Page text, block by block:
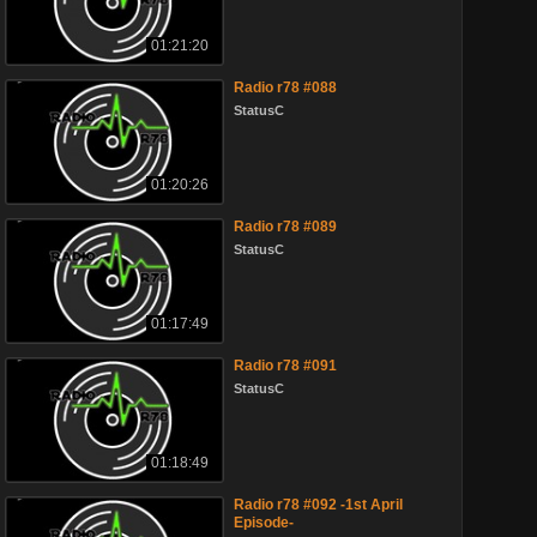
01:21:20
01:20:26
Radio r78 #088
StatusC
01:17:49
Radio r78 #089
StatusC
01:18:49
Radio r78 #091
StatusC
Radio r78 #092 -1st April
Episode-